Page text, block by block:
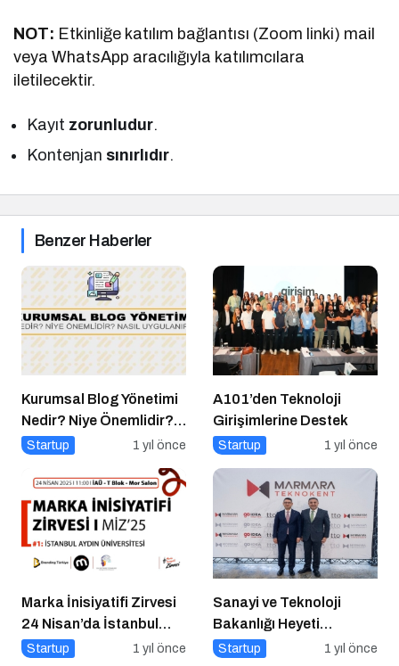
NOT: Etkinliğe katılım bağlantısı (Zoom linki) mail
veya WhatsApp aracılığıyla katılımcılara
iletilecektir.
Kayıt zorunludur.
Kontenjan sınırlıdır.
Benzer Haberler
Kurumsal Blog Yönetimi
Nedir? Niye Önemlidir?
Kurumsal Blog Yönetimi
Startup 1 yıl önce
A101’den Teknoloji
Girişimlerine Destek
Startup 1 yıl önce
Marka İnisiyatifi Zirvesi
24 Nisan’da İstanbul
Aydın Üniversitesi’nde!
Startup 1 yıl önce
Sanayi ve Teknoloji
Bakanlığı Heyeti
Marmara Teknokent’i
Startup 1 yıl önce